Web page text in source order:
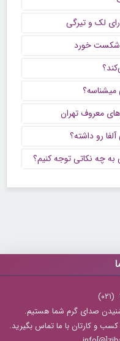
لک و تیرگی
شکست خورد
میشناسه؟
معروف تهران
رو داشته؟
چه نکاتی توجه کنیم؟
و کارتان با ما تماس بگیرید.